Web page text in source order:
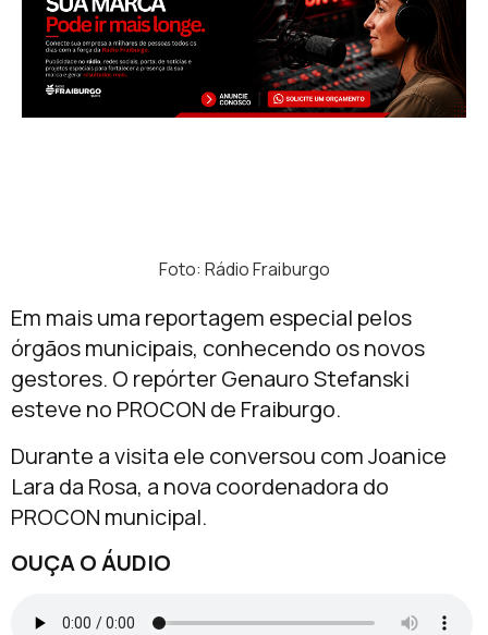
Foto: Rádio Fraiburgo
Em mais uma reportagem especial pelos
órgãos municipais, conhecendo os novos
gestores. O repórter Genauro Stefanski
esteve no PROCON de Fraiburgo.
Durante a visita ele conversou com Joanice
Lara da Rosa, a nova coordenadora do
PROCON municipal.
OUÇA O ÁUDIO